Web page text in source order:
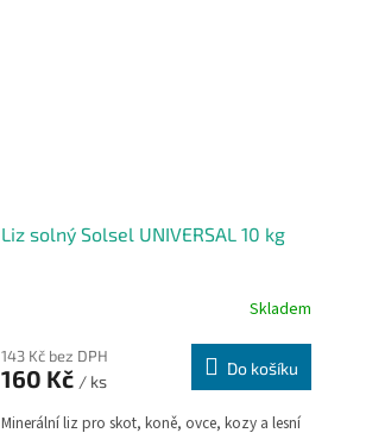
Liz solný Solsel UNIVERSAL 10 kg
Skladem
143 Kč bez DPH
160 Kč / ks
Do košíku
Minerální liz pro skot, koně, ovce, kozy a lesní